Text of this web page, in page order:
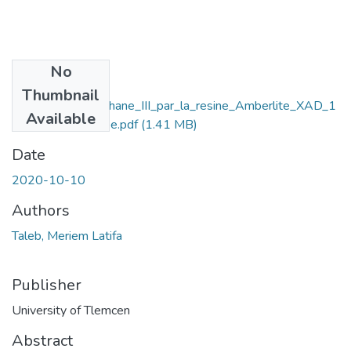
No
Thumbnail
Available
xtraction_du_Lanthane_III_par_la_resine_Amberlite_XAD_1
180_puis_modifiee.pdf(1.41 MB)
Date
2020-10-10
Authors
Taleb, Meriem Latifa
Publisher
University of Tlemcen
Abstract